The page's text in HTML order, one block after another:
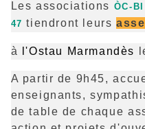
Les associations ÒC-
47 tiendront leurs
à l'Ostau Marmandès
A partir de 9h45,
enseignants,
de table de chaque